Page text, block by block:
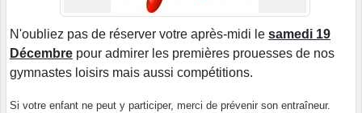
N'oubliez pas de réserver votre après-midi le samedi 19
Décembre pour admirer les premières prouesses de nos
gymnastes loisirs mais aussi compétitions.
Si votre enfant ne peut y participer, merci de prévenir son entraîneur.